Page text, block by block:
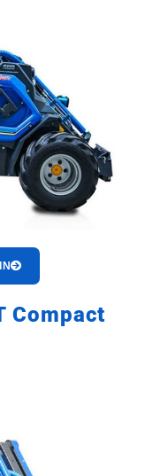
Compact